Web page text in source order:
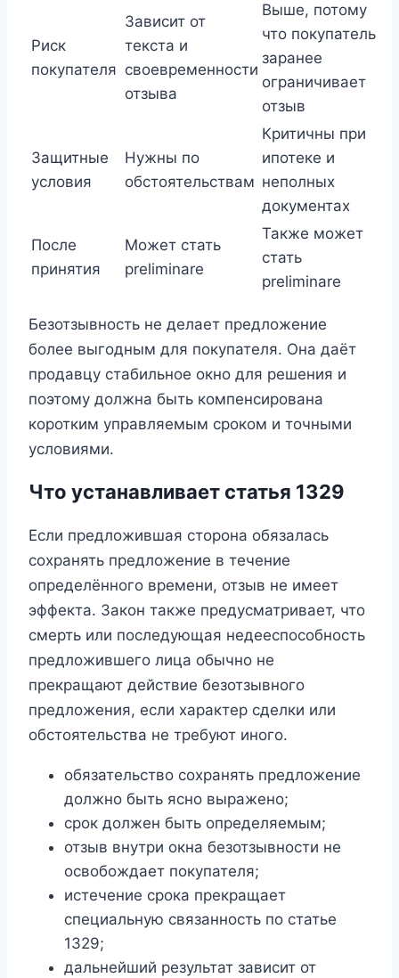
Риск
покупателя
Зависит от
текста и
своевременности
отзыва
Выше, потому
что покупатель
заранее
ограничивает
отзыв
Защитные
условия
Нужны по
обстоятельствам
Критичны при
ипотеке и
неполных
документах
После
принятия
Может стать
preliminare
Также может
стать
preliminare
Безотзывность не делает предложение
более выгодным для покупателя. Она даёт
продавцу стабильное окно для решения и
поэтому должна быть компенсирована
коротким управляемым сроком и точными
условиями.
Что устанавливает статья 1329
Если предложившая сторона обязалась
сохранять предложение в течение
определённого времени, отзыв не имеет
эффекта. Закон также предусматривает, что
смерть или последующая недееспособность
предложившего лица обычно не
прекращают действие безотзывного
предложения, если характер сделки или
обстоятельства не требуют иного.
обязательство сохранять предложение
должно быть ясно выражено;
срок должен быть определяемым;
отзыв внутри окна безотзывности не
освобождает покупателя;
истечение срока прекращает
специальную связанность по статье
1329;
дальнейший результат зависит от